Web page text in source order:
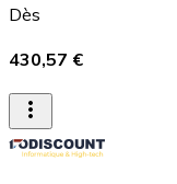
Dès
430,57 €